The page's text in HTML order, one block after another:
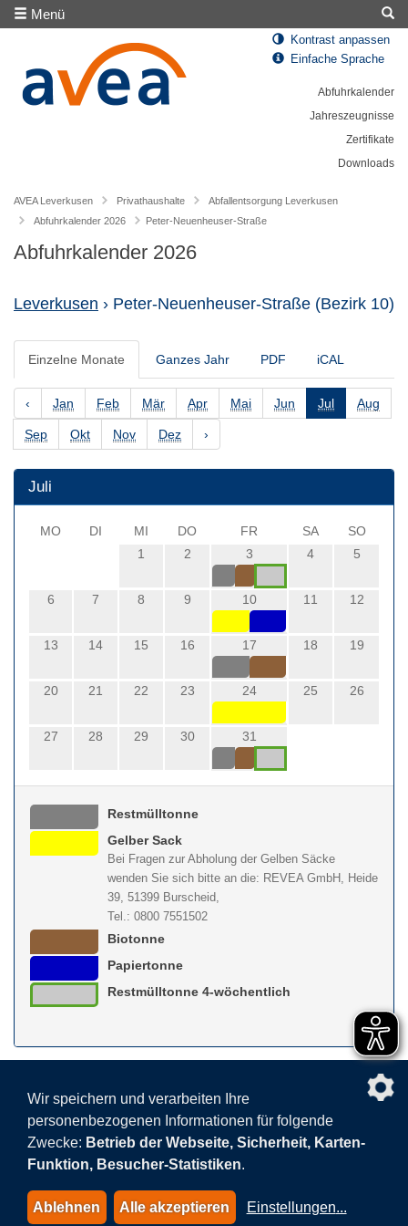
Menü
Kontrast anpassen
Einfache Sprache
Abfuhrkalender
Jahreszeugnisse
Zertifikate
Downloads
AVEA Leverkusen Privathaushalte
Abfallentsorgung Leverkusen
Abfuhrkalender 2026
Peter-Neuenheuser-Straße
Abfuhrkalender 2026
Leverkusen › Peter-Neuenheuser-Straße (Bezirk 10)
Einzelne Monate Ganzes Jahr PDF iCAL
‹ Jan Feb Mär Apr Mai Jun Jul Aug
Sep Okt Nov Dez ›
Juli
MO DI MI DO FR SA
SO
1
2 3 4 5
6 7 8 9 10 11 12
13 14 15 16 17 18 19
20 21 22 23 24 25 26
27 28 29 30 31
Restmülltonne
Gelber Sack
Bei Fragen zur Abholung der Gelben Säcke
wenden Sie sich bitte an die: REVEA GmbH, Heide
39, 51399 Burscheid,
Tel.: 0800 7551502
Biotonne
Papiertonne
Restmülltonne 4-wöchentlich
nach
Impressum
© 2015-2026 AVEA GmbH & Co. KG
Wir speichern und verarbeiten Ihre
personenbezogenen Informationen für folgende
Zwecke: Betrieb der Webseite, Sicherheit, Karten-
Funktion, Besucher-Statistiken.
Ablehnen Alle akzeptieren Einstellungen...